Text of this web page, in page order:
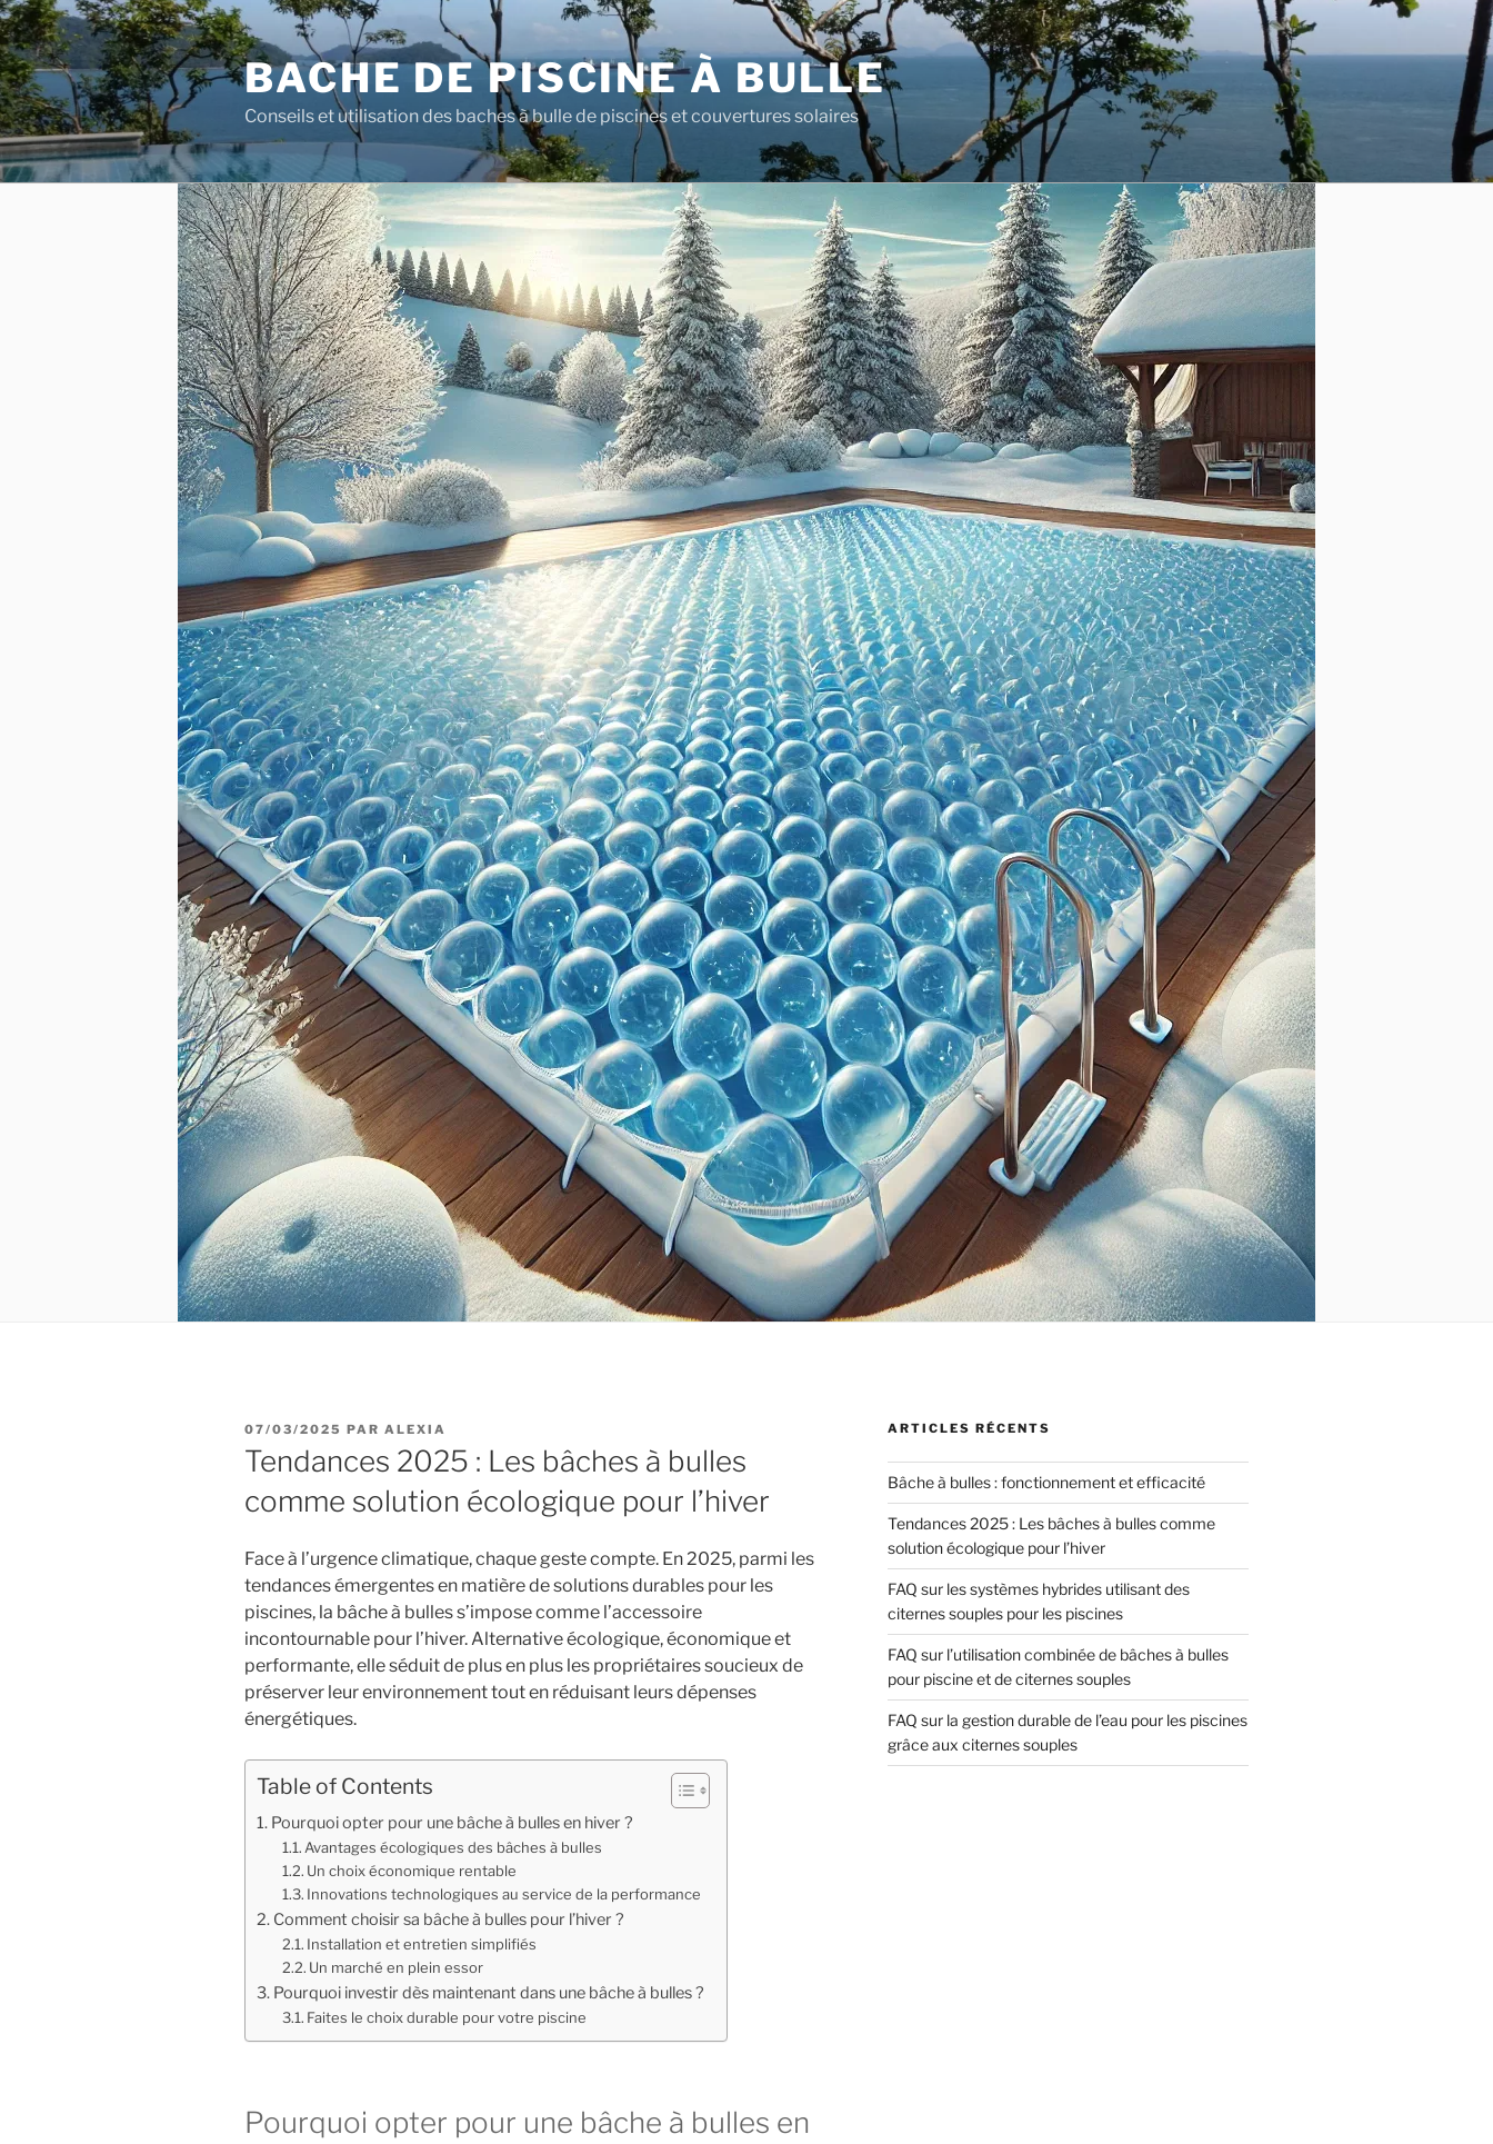
Aller
au
contenu
principal
BACHE DE PISCINE À BULLE
Conseils et utilisation des baches à bulle de piscines et couvertures solaires
PUBLIÉ
LE
07/03/2025 PAR ALEXIA
Tendances 2025 : Les bâches à bulles
comme solution écologique pour l’hiver
Face à l’urgence climatique, chaque geste compte. En 2025, parmi les
tendances émergentes en matière de solutions durables pour les
piscines, la bâche à bulles s’impose comme l’accessoire
incontournable pour l’hiver. Alternative écologique, économique et
performante, elle séduit de plus en plus les propriétaires soucieux de
préserver leur environnement tout en réduisant leurs dépenses
énergétiques.
Table of Contents
Pourquoi opter pour une bâche à bulles en hiver ?
Avantages écologiques des bâches à bulles
Un choix économique rentable
Innovations technologiques au service de la performance
Comment choisir sa bâche à bulles pour l’hiver ?
Installation et entretien simplifiés
Un marché en plein essor
Pourquoi investir dès maintenant dans une bâche à bulles ?
Faites le choix durable pour votre piscine
Pourquoi opter pour une bâche à bulles en
ARTICLES RÉCENTS
Bâche à bulles : fonctionnement et efficacité
Tendances 2025 : Les bâches à bulles comme
solution écologique pour l’hiver
FAQ sur les systèmes hybrides utilisant des
citernes souples pour les piscines
FAQ sur l’utilisation combinée de bâches à bulles
pour piscine et de citernes souples
FAQ sur la gestion durable de l’eau pour les piscines
grâce aux citernes souples